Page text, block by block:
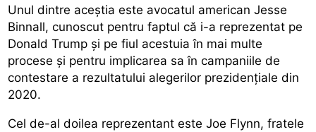
Unul dintre aceștia este avocatul american Jesse
Binnall, cunoscut pentru faptul că i-a reprezentat pe
Donald Trump și pe fiul acestuia în mai multe
procese și pentru implicarea sa în campaniile de
contestare a rezultatului alegerilor prezidențiale din
2020.
Cel de-al doilea reprezentant este Joe Flynn, fratele